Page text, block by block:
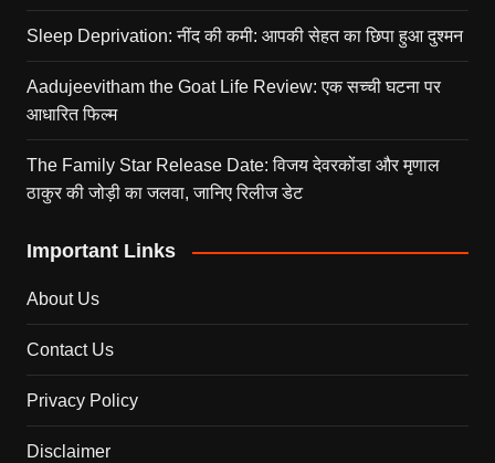
Sleep Deprivation: नींद की कमी: आपकी सेहत का छिपा हुआ दुश्मन
Aadujeevitham the Goat Life Review: एक सच्ची घटना पर
आधारित फिल्म
The Family Star Release Date: विजय देवरकोंडा और मृणाल
ठाकुर की जोड़ी का जलवा, जानिए रिलीज डेट
Important Links
About Us
Contact Us
Privacy Policy
Disclaimer